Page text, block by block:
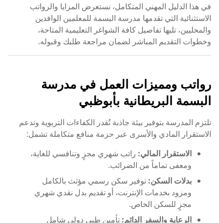
في هذا الدليل المهني المتكامل، نستعرض المزايا والرواتب
الاستثنائية التي تقدمها مدرسة البسمة للمعلمين الوافدين
والمحليين، تليها تفاصيل كافة الشواغر التعليمية المتاحة،
وخطوات التقديم المباشر لضمان مراجعة طلبك وقبوله.
رواتب ومميزات العمل في مدرسة
البسمة البريطانية بأبوظبي
تلتزم المدرسة بتوفير بيئة جاذبة تُقدر الكفاءات التربوية وتدعم
الاستقرار المادي والأسرى عبر حزمة منافع متكاملة تشمل:
الاستقرار المالي: راتب شهري مجزٍ وتنافسي للغاية،
ومعفى تماماً من الضرائب.
بدلات السكن: توفير سكن رسمي مؤثث بالكامل
ومزود بخدمات الإنترنت، أو تقديم بدل نقدي شهري
مجزٍ للسكن الخاص.
الرعاية والسفر الدائم: تأمين طبي دولي شامل